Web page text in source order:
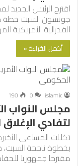
اقترح الرئيس
جونسون السبت خطة
الفدرالية الأمريكية
أكمل القراءة »
islamic
0
190
مجلس النواب
لتفادي
تكللت المساعي
بخطوة ناجحة السبت،
مقترحا جمهوريا